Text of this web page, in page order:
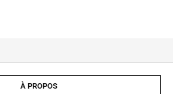
À PROPOS